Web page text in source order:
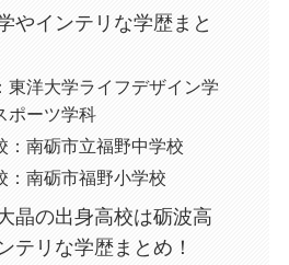
やインテリな学歴まと
東洋大学ライフデザイン学
ポーツ学科
：南砺市立福野中学校
：南砺市福野小学校
晶の出身高校は砺波高
テリな学歴まとめ！